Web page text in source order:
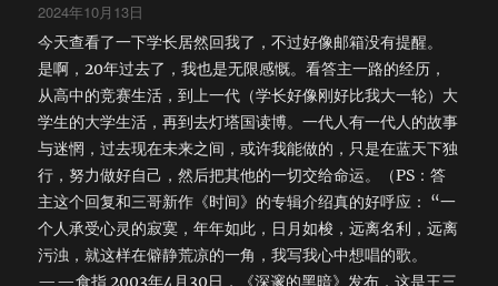
2024年10月13日
今天查看了一下学长居然回我了，不过好像邮箱没有提醒。
是啊，20年过去了，我也是无限感慨。看答主一路的经历，
从高中的竞赛生活，到上一代（学长好像刚好比我大一轮）大
学生的大学生活，再到去灯塔国读博。一代人有一代人的故事
与迷惘，过去现在未来之间，或许我能做的，只是在蓝天下独
行，努力做好自己，然后把其他的一切交给命运。（PS：答
主这个回复和三哥新作《时间》的专辑介绍真的好呼应： “一
个人承受心灵的寂寞，年年如此，日月如梭，远离名利，远离
污浊，就这样在僻静荒凉的一角，我写我心中想唱的歌。
——食指 2003年4月30日，《深邃的黑暗》发布，这是王三